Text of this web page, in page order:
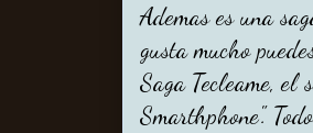
Ademas es una
gusta mucho
Saga Tecleame, el
Smarthphone".